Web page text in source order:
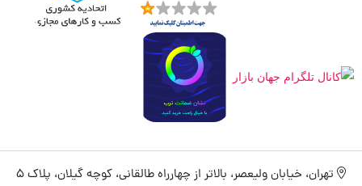
تهران، خیابان ولیعصر، بالاتر از چهارراه طالقانی، کوچه گیلان، پلاک 5